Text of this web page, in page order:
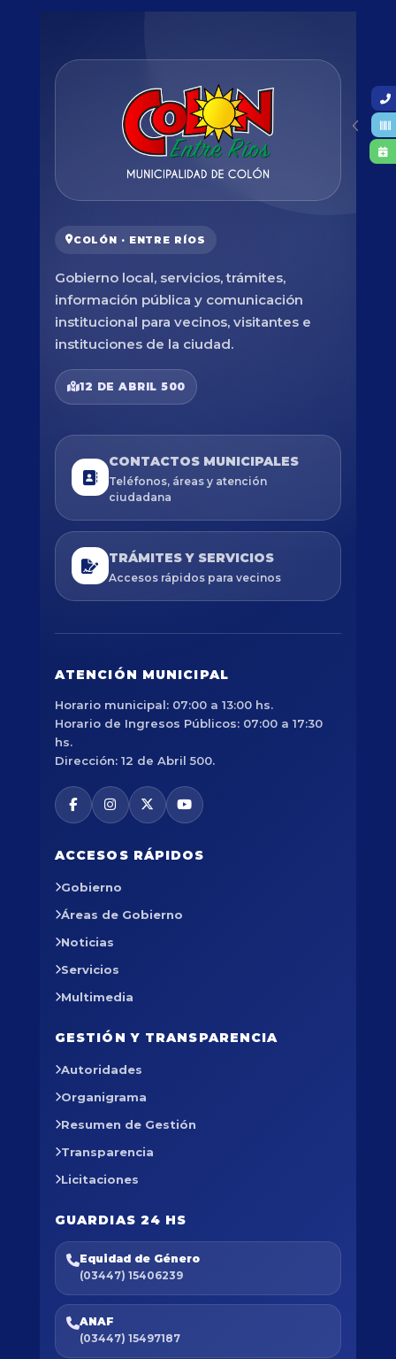
COLÓN · ENTRE RÍOS
Gobierno local, servicios, trámites,
información pública y comunicación
institucional para vecinos, visitantes e
instituciones de la ciudad.
12 DE ABRIL 500
CONTACTOS MUNICIPALES
Teléfonos, áreas y atención
ciudadana
TRÁMITES Y SERVICIOS
Accesos rápidos para vecinos
ATENCIÓN MUNICIPAL
Horario municipal: 07:00 a 13:00 hs.
Horario de Ingresos Públicos: 07:00 a 17:30
hs.
Dirección: 12 de Abril 500.
ACCESOS RÁPIDOS
Gobierno
Áreas de Gobierno
Noticias
Servicios
Multimedia
GESTIÓN Y TRANSPARENCIA
Autoridades
Organigrama
Resumen de Gestión
Transparencia
Licitaciones
GUARDIAS 24 HS
Equidad de Género
(03447) 15406239
ANAF
(03447) 15497187